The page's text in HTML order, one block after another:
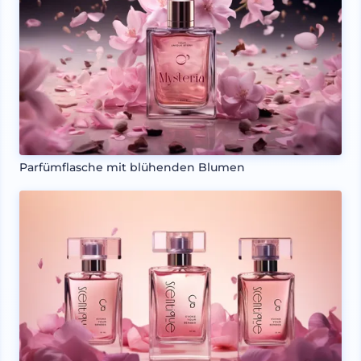
Parfümflasche mit blühenden Blumen